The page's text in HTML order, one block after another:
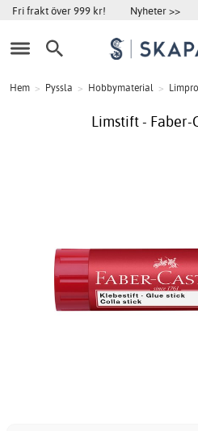
Fri frakt över 999 kr! Nyheter >>
Hem > Pyssla > Hobbymaterial >
Limstift - Faber-